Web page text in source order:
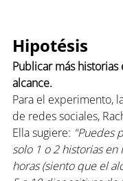
Hipotésis
Publicar más
alcance.
Para el experimento,
de redes sociales,
Ella sugiere: "Puedes
solo 1 o 2 historias
horas (siento que el